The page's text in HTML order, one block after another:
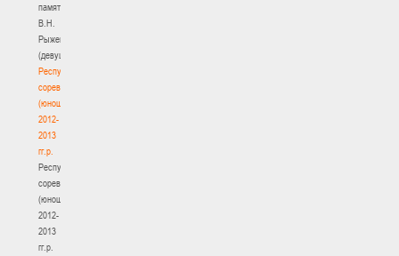
памяти
В.Н.
Рыженкова
(девушки)
Республиканские
соревнования
(юноши)
2012-
2013
гг.р.
Республиканские
соревнования
(юноши)
2012-
2013
гг.р.